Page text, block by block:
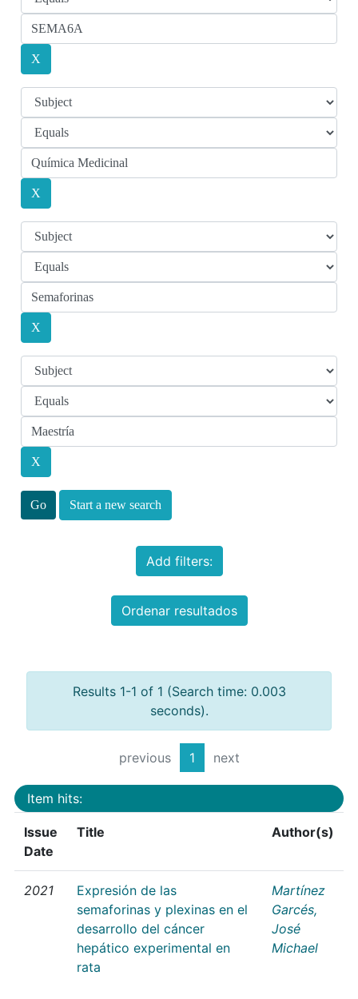
Start a new search
Add filters:
Ordenar resultados
Results 1-1 of 1 (Search time: 0.003
seconds).
previous 1 next
Item hits:
Issue
Date
Title Author(s)
2021
Expresión de las
semaforinas y plexinas en el
desarrollo del cáncer
hepático experimental en
rata
Martínez
Garcés,
José
Michael